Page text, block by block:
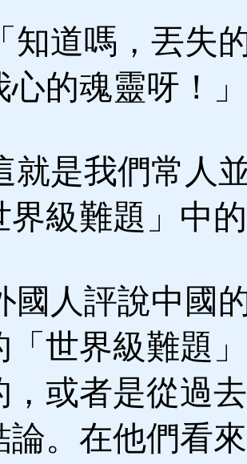
道嗎，丟失
心的魂靈呀！
是我們常人
界級難題」中
人評說中國
「世界級難題
，或者是從過
論。在他們看